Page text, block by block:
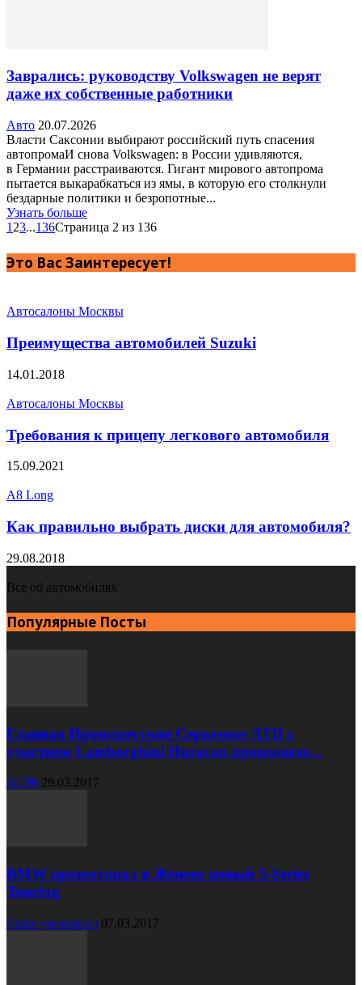
Заврались: руководству Volkswagen не верят
даже их собственные работники
Авто 20.07.2026
Власти Саксонии выбирают российский путь спасения
автопромаИ снова Volkswagen: в России удивляются,
в Германии расстраиваются. Гигант мирового автопрома
пытается выкарабкаться из ямы, в которую его столкнули
бездарные политики и безропотные...
Узнать больше
1 23...136Страница 2 из 136
Это Вас Заинтересует!
Автосалоны Москвы
Преимущества автомобилей Suzuki
14.01.2018
Автосалоны Москвы
Требования к прицепу легкового автомобиля
15.09.2021
A8 Long
Как правильно выбрать диски для автомобиля?
29.08.2018
Все об автомобилях
Популярные Посты
Главная Происшествия Серьезное ДТП с
участием Lamborghini Huracan произошло...
XC90 29.03.2017
BMW презентовал в Женеве новый 5-Series
Touring
Cruze универсал 07.03.2017